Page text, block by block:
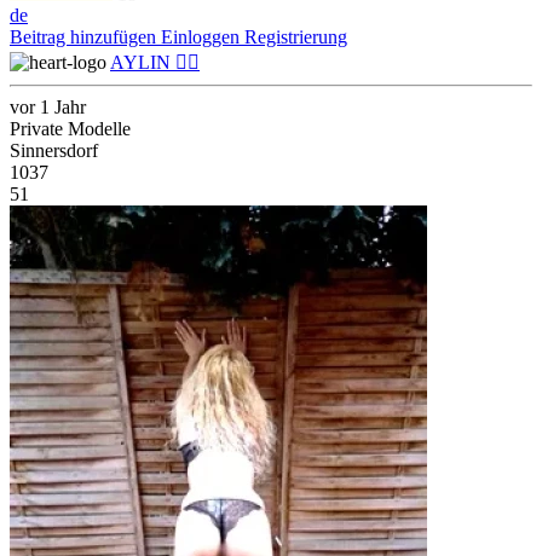
de
Beitrag hinzufügen Einloggen Registrierung
AYLIN ❤️‍🔥
vor 1 Jahr
Private Modelle
Sinnersdorf
1037
51